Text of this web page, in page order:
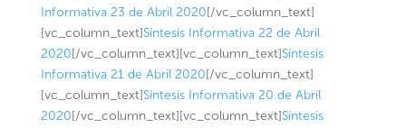
Informativa 23 de Abril 2020[/vc_column_text]
[vc_column_text]Síntesis Informativa 22 de Abril
2020[/vc_column_text][vc_column_text]Síntesis
Informativa 21 de Abril 2020[/vc_column_text]
[vc_column_text]Síntesis Informativa 20 de Abril
2020[/vc_column_text][vc_column_text]Síntesis